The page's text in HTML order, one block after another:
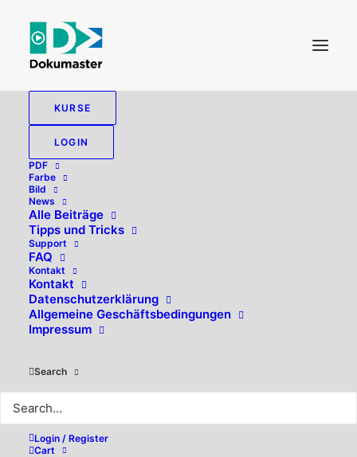
KURSE
LOGIN
PDF
Farbe
Bild
News
Alle Beiträge
Tipps und Tricks
Support
FAQ
Kontakt
Kontakt
Datenschutzerklärung
Allgemeine Geschäftsbedingungen
Impressum
Search
Login / Register
Cart
Hallo, willkommen zurück!